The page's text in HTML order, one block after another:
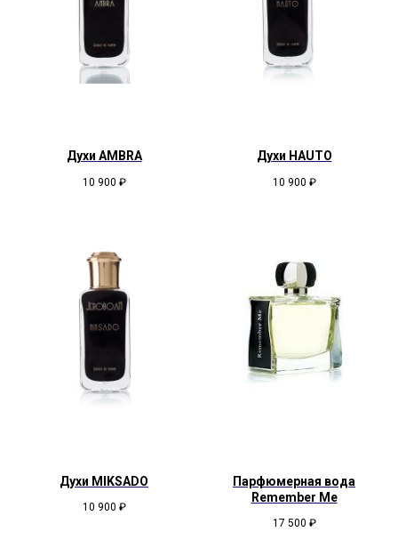
Духи AMBRA
10 900 ₽
Духи HAUTO
10 900 ₽
Духи MIKSADO
10 900 ₽
Парфюмерная вода
Remember Me
17 500 ₽